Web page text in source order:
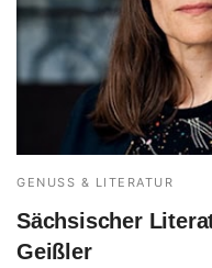
GENUSS & LITERATUR
Sächsischer
Geißler